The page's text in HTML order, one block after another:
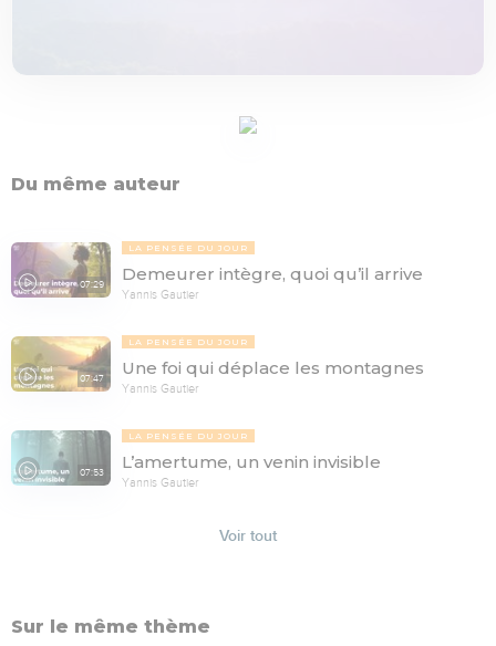
Du même auteur
07:29
LA PENSÉE DU JOUR
Demeurer intègre, quoi qu’il arrive
Yannis Gautier
07:47
LA PENSÉE DU JOUR
Une foi qui déplace les montagnes
Yannis Gautier
07:53
LA PENSÉE DU JOUR
L’amertume, un venin invisible
Yannis Gautier
Voir tout
Sur le même thème